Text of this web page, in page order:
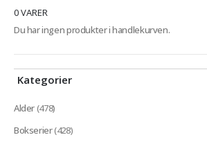
0 VARER
Du har ingen produkter i handlekurven.
Kategorier
Alder(478)
Bokserier(428)